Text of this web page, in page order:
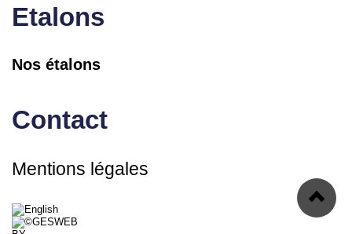
Etalons
Nos étalons
Contact
Mentions légales